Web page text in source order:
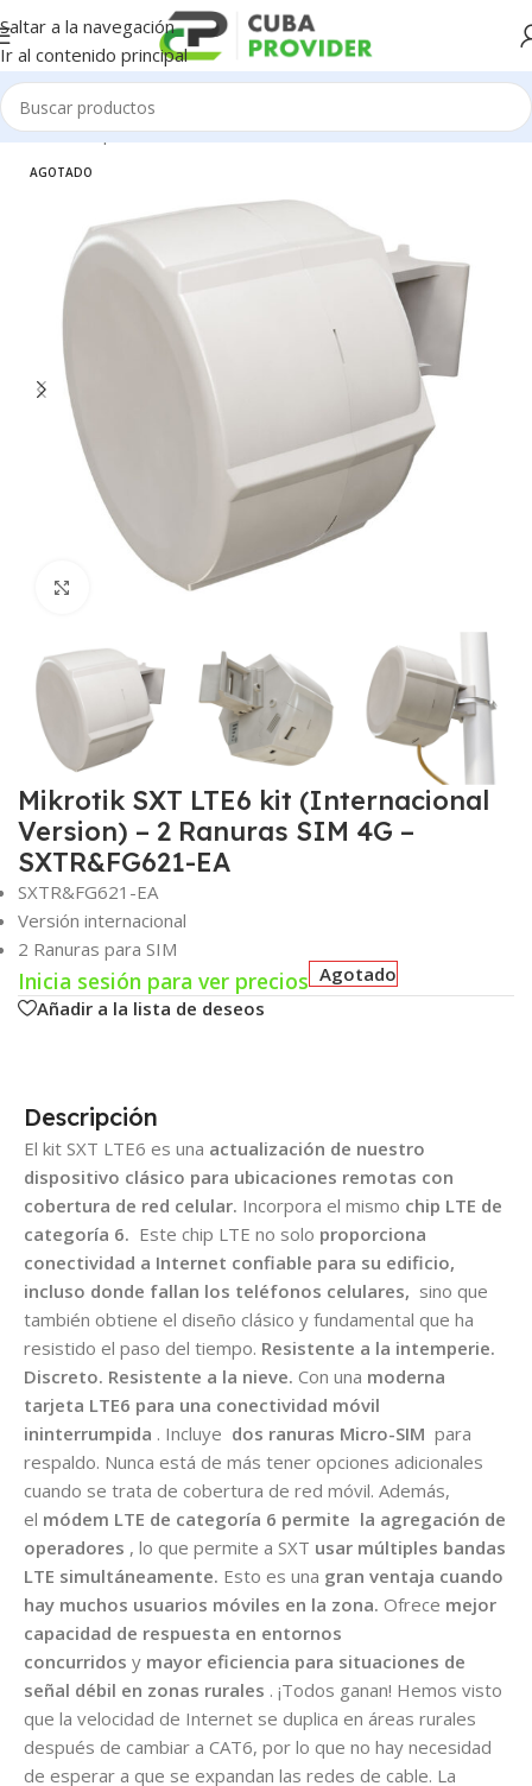
Saltar a la navegación
Ir al contenido principal
Inicio/Componentes de PC/Redes / WiFi / 4G
AGOTADO
Click para agrandar
Mikrotik SXT LTE6 kit (Internacional
Version) – 2 Ranuras SIM 4G –
SXTR&FG621-EA
SXTR&FG621-EA
Versión internacional
2 Ranuras para SIM
Inicia sesión para ver precios Agotado
Añadir a la lista de deseos
Descripción
El kit SXT LTE6 es una actualización de nuestro
dispositivo clásico para ubicaciones remotas con
cobertura de red celular. Incorpora el mismo chip LTE de
categoría 6. Este chip LTE no solo proporciona
conectividad a Internet confiable para su edificio,
incluso donde fallan los teléfonos celulares, sino que
también obtiene el diseño clásico y fundamental que ha
resistido el paso del tiempo. Resistente a la intemperie.
Discreto. Resistente a la nieve. Con una moderna
tarjeta LTE6 para una conectividad móvil
ininterrumpida . Incluye dos ranuras Micro-SIM para
respaldo. Nunca está de más tener opciones adicionales
cuando se trata de cobertura de red móvil. Además,
el módem LTE de categoría 6 permite la agregación de
operadores , lo que permite a SXT usar múltiples bandas
LTE simultáneamente. Esto es una gran ventaja cuando
hay muchos usuarios móviles en la zona. Ofrece mejor
capacidad de respuesta en entornos
concurridos y mayor eficiencia para situaciones de
señal débil en zonas rurales . ¡Todos ganan! Hemos visto
que la velocidad de Internet se duplica en áreas rurales
después de cambiar a CAT6, por lo que no hay necesidad
de esperar a que se expandan las redes de cable. La